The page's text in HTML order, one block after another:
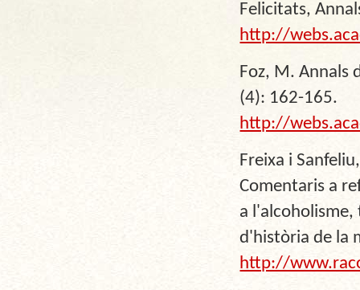
Felicitats,
http://
Foz, M. Annals
(4): 162-165.
http://
Freixa i
Comentaris a
a
d'història de la
http://